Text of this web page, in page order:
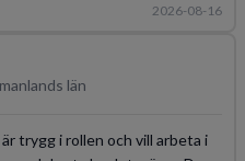
2026-08-16
län
trygg i rollen och vill arbeta i